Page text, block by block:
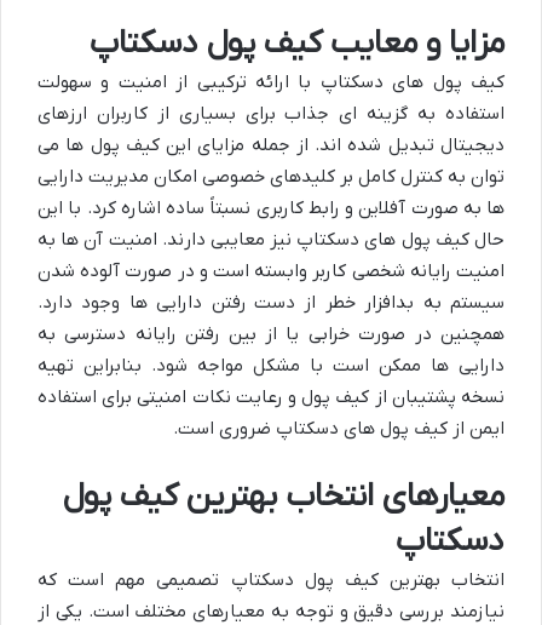
مزایا و معایب کیف پول دسکتاپ
کیف پول های دسکتاپ با ارائه ترکیبی از امنیت و سهولت
استفاده به گزینه ای جذاب برای بسیاری از کاربران ارزهای
دیجیتال تبدیل شده اند. از جمله مزایای این کیف پول ها می
توان به کنترل کامل بر کلیدهای خصوصی امکان مدیریت دارایی
ها به صورت آفلاین و رابط کاربری نسبتاً ساده اشاره کرد. با این
حال کیف پول های دسکتاپ نیز معایبی دارند. امنیت آن ها به
امنیت رایانه شخصی کاربر وابسته است و در صورت آلوده شدن
سیستم به بدافزار خطر از دست رفتن دارایی ها وجود دارد.
همچنین در صورت خرابی یا از بین رفتن رایانه دسترسی به
دارایی ها ممکن است با مشکل مواجه شود. بنابراین تهیه
نسخه پشتیبان از کیف پول و رعایت نکات امنیتی برای استفاده
ایمن از کیف پول های دسکتاپ ضروری است.
معیارهای انتخاب بهترین کیف پول
دسکتاپ
انتخاب بهترین کیف پول دسکتاپ تصمیمی مهم است که
نیازمند بررسی دقیق و توجه به معیارهای مختلف است. یکی از